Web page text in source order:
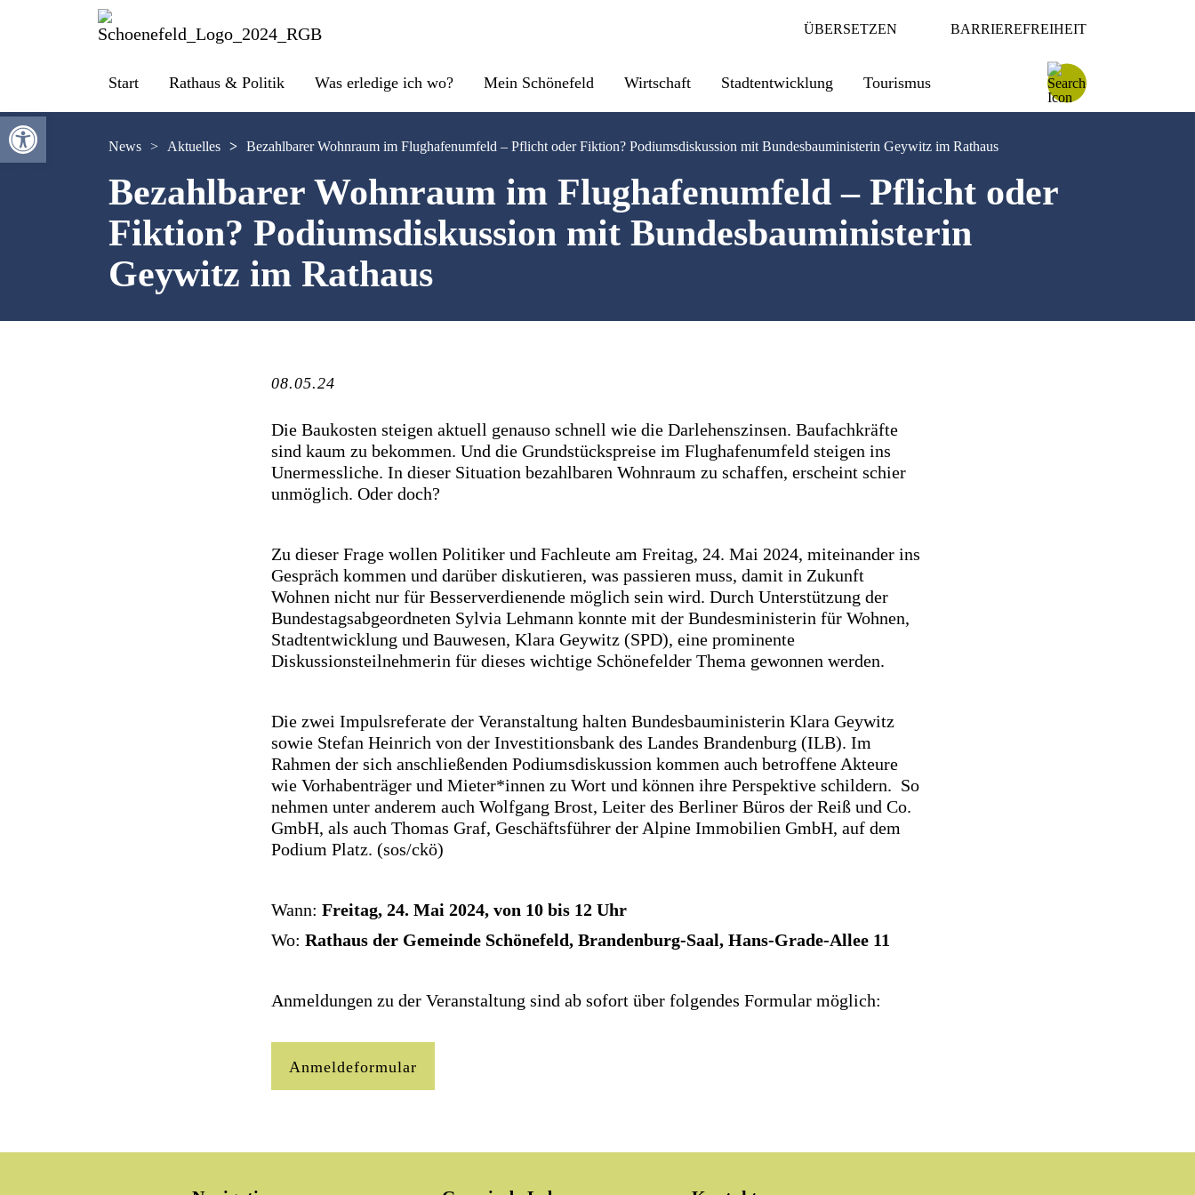
Werkzeugleiste öffnen
ÜBERSETZEN BARRIEREFREIHEIT
Start Rathaus & Politik Was erledige ich wo? Mein Schönefeld Wirtschaft Stadtentwicklung Tourismus
News > Aktuelles > Bezahlbarer Wohnraum im Flughafenumfeld – Pflicht oder Fiktion? Podiumsdiskussion mit Bundesbauministerin Geywitz im Rathaus
Bezahlbarer Wohnraum im Flughafenumfeld – Pflicht oder
Fiktion? Podiumsdiskussion mit Bundesbauministerin
Geywitz im Rathaus
08.05.24
Die Baukosten steigen aktuell genauso schnell wie die Darlehenszinsen. Baufachkräfte
sind kaum zu bekommen. Und die Grundstückspreise im Flughafenumfeld steigen ins
Unermessliche. In dieser Situation bezahlbaren Wohnraum zu schaffen, erscheint schier
unmöglich. Oder doch?
Zu dieser Frage wollen Politiker und Fachleute am Freitag, 24. Mai 2024, miteinander ins
Gespräch kommen und darüber diskutieren, was passieren muss, damit in Zukunft
Wohnen nicht nur für Besserverdienende möglich sein wird. Durch Unterstützung der
Bundestagsabgeordneten Sylvia Lehmann konnte mit der Bundesministerin für Wohnen,
Stadtentwicklung und Bauwesen, Klara Geywitz (SPD), eine prominente
Diskussionsteilnehmerin für dieses wichtige Schönefelder Thema gewonnen werden.
Die zwei Impulsreferate der Veranstaltung halten Bundesbauministerin Klara Geywitz
sowie Stefan Heinrich von der Investitionsbank des Landes Brandenburg (ILB). Im
Rahmen der sich anschließenden Podiumsdiskussion kommen auch betroffene Akteure
wie Vorhabenträger und Mieter*innen zu Wort und können ihre Perspektive schildern. So
nehmen unter anderem auch Wolfgang Brost, Leiter des Berliner Büros der Reiß und Co.
GmbH, als auch Thomas Graf, Geschäftsführer der Alpine Immobilien GmbH, auf dem
Podium Platz. (sos/ckö)
Wann:Freitag, 24. Mai 2024, von 10 bis 12 Uhr
Wo:Rathaus der Gemeinde Schönefeld, Brandenburg-Saal, Hans-Grade-Allee 11
Anmeldungen zu der Veranstaltung sind ab sofort über folgendes Formular möglich:
Anmeldeformular